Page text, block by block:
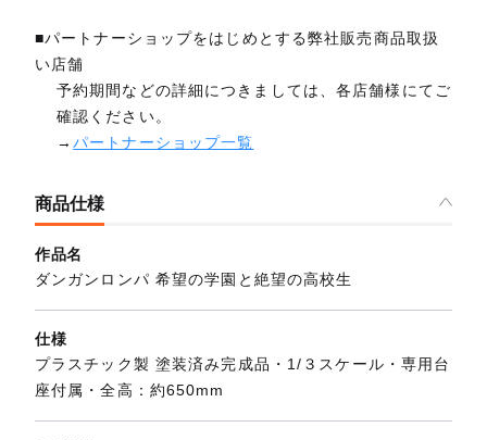
■パートナーショップをはじめとする弊社販売商品取扱
い店舗
予約期間などの詳細につきましては、各店舗様にてご
確認ください。
→パートナーショップ一覧
商品仕様
作品名
ダンガンロンパ 希望の学園と絶望の高校生
仕様
プラスチック製 塗装済み完成品・1/３スケール・専用台
座付属・全高：約650mm